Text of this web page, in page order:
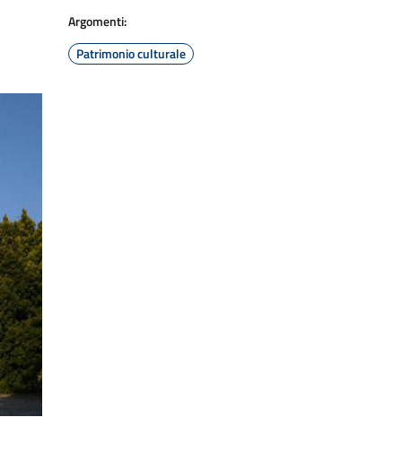
Argomenti:
Patrimonio culturale